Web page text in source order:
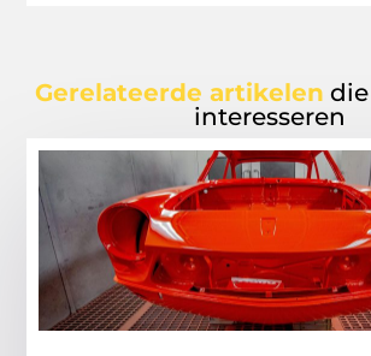
Gerelateerde artikelen
interesseren